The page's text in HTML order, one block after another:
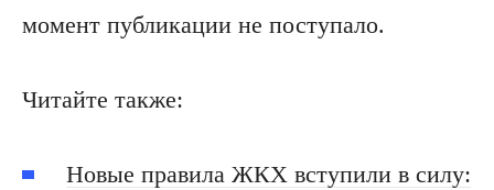
момент публикации не поступало.
Читайте также:
Новые правила ЖКХ вступили в силу: